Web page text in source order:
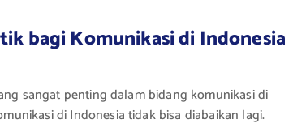
bagi Komunikasi di Indonesia
sangat penting dalam bidang komunikasi di
di Indonesia tidak bisa diabaikan lagi.